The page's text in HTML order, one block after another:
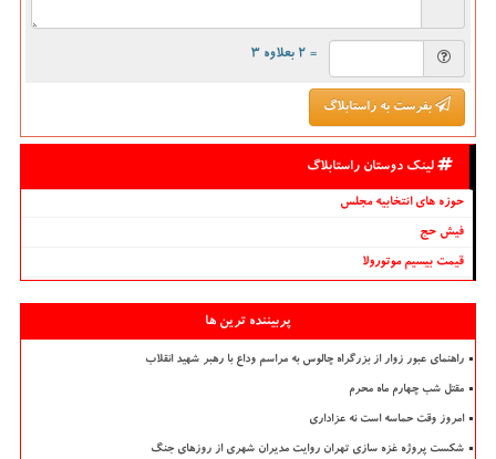
= ۲ بعلاوه ۳
بفرست به راستابلاگ
لینک دوستان راستابلاگ
حوزه های انتخابیه مجلس
فیش حج
قیمت بیسیم موتورولا
پربیننده ترین ها
راهنمای عبور زوار از بزرگراه چالوس به مراسم وداع با رهبر شهید انقلاب
مقتل شب چهارم ماه محرم
امروز وقت حماسه است نه عزاداری
شکست پروژه غزه سازی تهران روایت مدیران شهری از روزهای جنگ